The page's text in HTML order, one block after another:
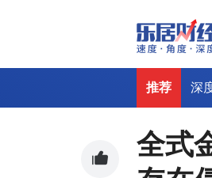
推荐 深
全式